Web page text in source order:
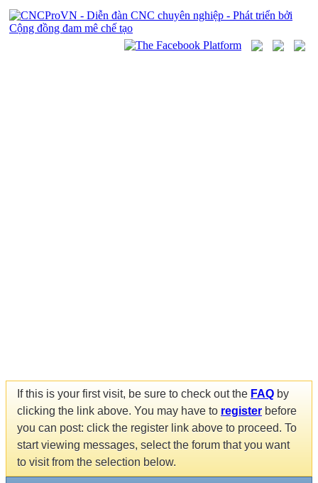
If this is your first visit, be sure to check out the FAQ by
clicking the link above. You may have to register before
you can post: click the register link above to proceed. To
start viewing messages, select the forum that you want
to visit from the selection below.